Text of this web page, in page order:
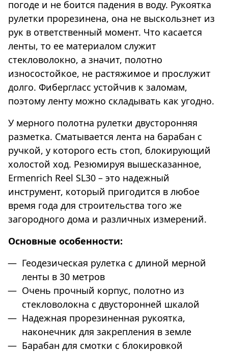
погоде и не боится падения в воду. Рукоятка
рулетки прорезинена, она не выскользнет из
рук в ответственный момент. Что касается
ленты, то ее материалом служит
стекловолокно, а значит, полотно
износостойкое, не растяжимое и прослужит
долго. Фибергласс устойчив к заломам,
поэтому ленту можно складывать как угодно.
У мерного полотна рулетки двусторонняя
разметка. Сматывается лента на барабан с
ручкой, у которого есть стоп, блокирующий
холостой ход. Резюмируя вышесказанное,
Ermenrich Reel SL30 – это надежный
инструмент, который пригодится в любое
время года для строительства того же
загородного дома и различных измерений.
Основные особенности:
Геодезическая рулетка с длиной мерной
ленты в 30 метров
Очень прочный корпус, полотно из
стекловолокна с двусторонней шкалой
Надежная прорезиненная рукоятка,
наконечник для закрепления в земле
Барабан для смотки с блокировкой